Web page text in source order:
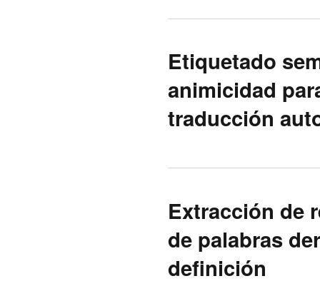
Etiquetado
animicidad
traducción
Extracción de
de palabras
definición